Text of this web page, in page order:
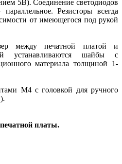
5В). Соединение светодиодов
Резисторы всегда
от имеющегося под рукой
между печатной платой и
устанавливаются шайбы с
материала толщиной 1-
М4 с головкой для ручного
платы.